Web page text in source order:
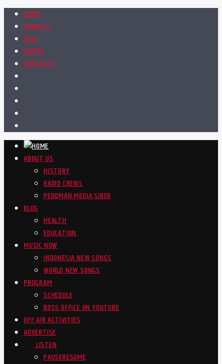
HOME
PODCAST
BLOG
VIDEOS
CONTACTS
ABOUT US
HISTORY
RADIO CREWS
PEDOMAN MEDIA SIBER
BLOG
HEALTH
EDUCATION
MUSIC NOW
INDONESIA NEW SONGS
WORLD NEW SONGS
PROGRAM
SCHEDULE
BOSS OFFICE ON YOUTUBE
OFF AIR ACTIVITIES
ADVERTISE
LISTEN
PAUSERESUME